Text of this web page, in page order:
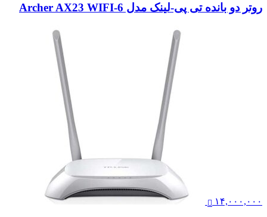
روتر دو بانده تی پی-لینک مدل Archer AX23 WIFI-6
۱۴,۰۰۰,۰۰۰